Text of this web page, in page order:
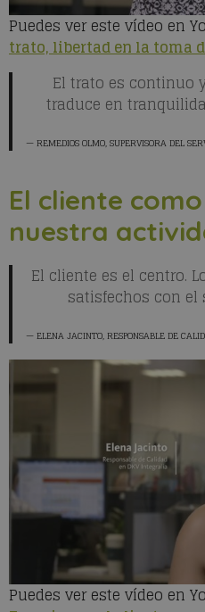
Puedes ver este vídeo en
trato, libertad en la toma
El trato es continuo
traduce en
REMEDIOS OLMO, SUPERVISORA DEL
El cliente
nuestra
El cliente es el centro.
satisfechos con el
ELENA JACINTO, RESPONSABLE DE
Puedes ver este vídeo en